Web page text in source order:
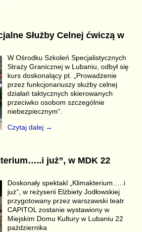
Służby Celnej ćwiczą w
W Ośrodku Szkoleń Specjalistycznych
Straży Granicznej w Lubaniu, odbył się
kurs doskonalący pt. „Prowadzenie
przez funkcjonariuszy służby celnej
działań taktycznych skierowanych
przeciwko osobom szczególnie
niebezpiecznym”.
Czytaj dalej →
już”, w MDK 22
Doskonały spektakl „Klimakterium…..i
już”, w reżyserii Elżbiety Jodłowskiej
przygotowany przez warszawski teatr
CAPITOL zostanie wystawiony w
Miejskim Domu Kultury w Lubaniu 22
października